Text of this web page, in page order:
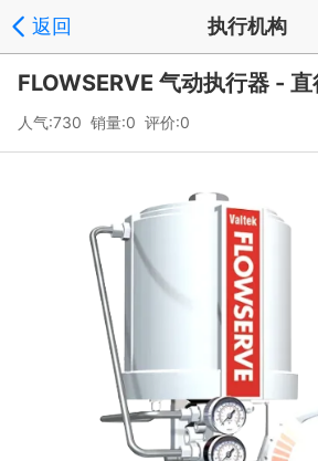
返回 执行机构
FLOWSERVE 气动执行器 -
人气:730 销量:0 评价:0